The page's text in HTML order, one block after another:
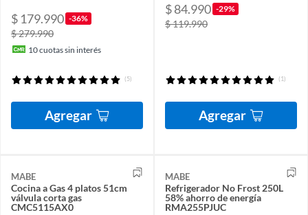
$ 179.990 -36%
$ 279.990
10cuotas sin interés
(5)
Agregar
$ 84.990 -29%
$ 119.990
(1)
Agregar
MABE
Cocina a Gas 4 platos 51cm
válvula corta gas
CMC5115AX0
MABE
Refrigerador No Frost 250L
58% ahorro de energía
RMA255PJUC